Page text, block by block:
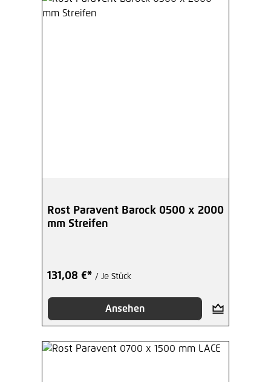
Rost Paravent Barock 0500 x 2000
mm Streifen
131,08 €* / Je Stück
Ansehen